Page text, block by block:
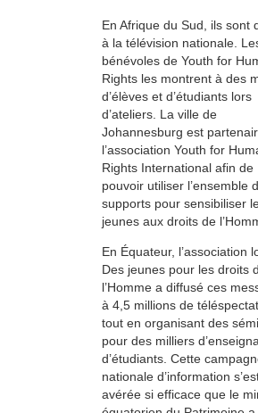
En Afrique du Sud, ils sont
à la télévision nationale.
bénévoles de Youth for
Rights les montrent à des
d’élèves et d’étudiants lors
d’ateliers. La ville de
Johannesburg est
l’association Youth for
Rights International afin de
pouvoir utiliser l’ensemble
supports pour sensibiliser
jeunes aux droits de
En Équateur, l’association
Des jeunes pour les droits
l’Homme a diffusé ces
à 4,5 millions de
tout en organisant des
pour des milliers
d’étudiants. Cette
nationale d’information
avérée si efficace que le